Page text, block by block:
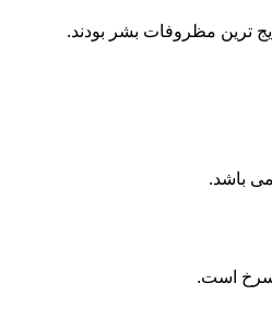
ترین مظروفات بشر بودند.
باشد.
سرخ است.